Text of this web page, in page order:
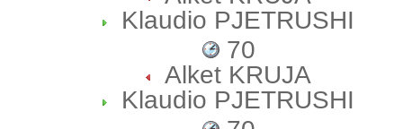
Klaudio PJETRUSHI
70
Alket KRUJA
Klaudio PJETRUSHI